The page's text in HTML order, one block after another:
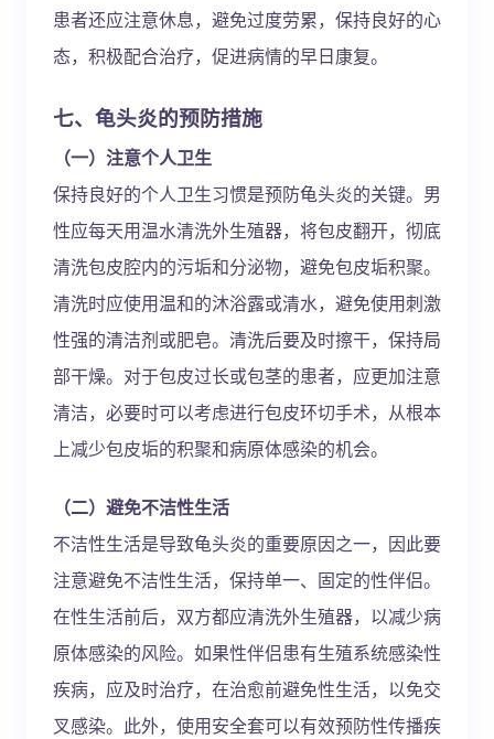
患者还应注意休息，避免过度劳累，保持良好的心
态，积极配合治疗，促进病情的早日康复。
七、龟头炎的预防措施
（一）注意个人卫生
保持良好的个人卫生习惯是预防龟头炎的关键。男
性应每天用温水清洗外生殖器，将包皮翻开，彻底
清洗包皮腔内的污垢和分泌物，避免包皮垢积聚。
清洗时应使用温和的沐浴露或清水，避免使用刺激
性强的清洁剂或肥皂。清洗后要及时擦干，保持局
部干燥。对于包皮过长或包茎的患者，应更加注意
清洁，必要时可以考虑进行包皮环切手术，从根本
上减少包皮垢的积聚和病原体感染的机会。
（二）避免不洁性生活
不洁性生活是导致龟头炎的重要原因之一，因此要
注意避免不洁性生活，保持单一、固定的性伴侣。
在性生活前后，双方都应清洗外生殖器，以减少病
原体感染的风险。如果性伴侣患有生殖系统感染性
疾病，应及时治疗，在治愈前避免性生活，以免交
叉感染。此外，使用安全套可以有效预防性传播疾